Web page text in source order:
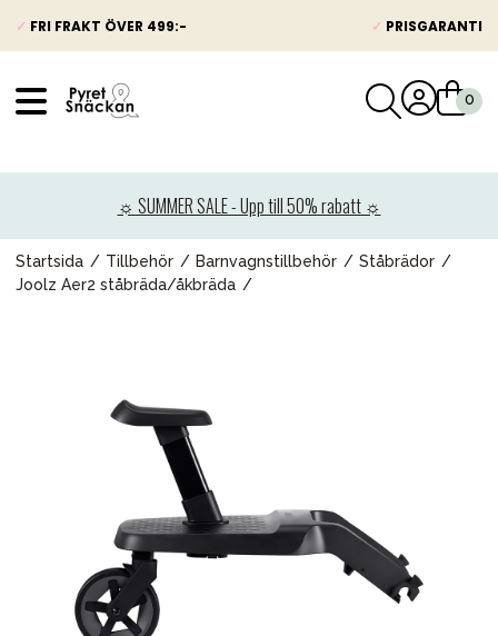
✓ FRI FRAKT ÖVER 499:- ✓ PRISGARANTI
☼ SUMMER SALE - Upp till 50% rabatt ☼
Startsida Tillbehör Barnvagnstillbehör
Ståbrädor
Joolz Aer2 ståbräda/åkbräda
Barnvagnar
Bilbarnstolar
Förälder
Möbler & bädd
Tillbehör
Reservdelar